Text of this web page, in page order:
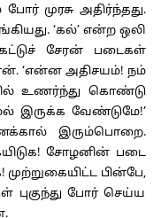
முரசு அதிர்ந்தது.
‘கல்’ என்ற ஒலி
சேரன் படைகள்
‘என்ன அதிசயம்! நம்
உணர்ந்து கொண்டு
இருக்க வேண்டுமே!’
இரும்பொறை.
சோழனின் படை
முற்றுகையிட்ட பின்பே,
புகுந்து போர் செய்ய